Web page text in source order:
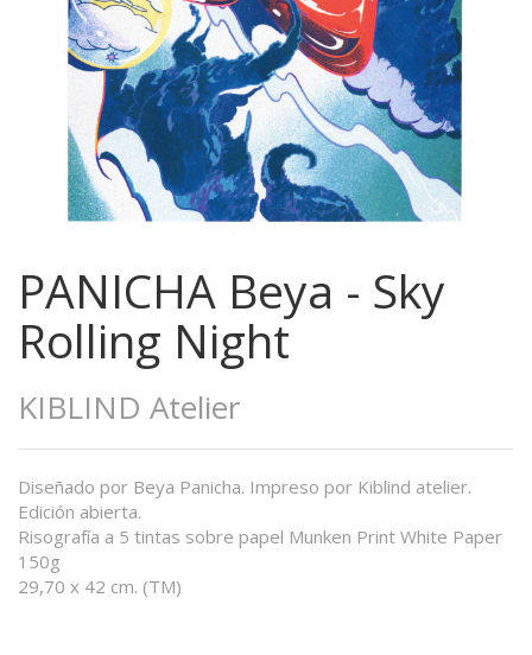
PANICHA Beya - Sky
Rolling Night
KIBLIND Atelier
Diseñado por Beya Panicha. Impreso por Kiblind atelier.
Edición abierta.
Risografía a 5 tintas sobre papel Munken Print White Paper
150g
29,70 x 42 cm. (TM)